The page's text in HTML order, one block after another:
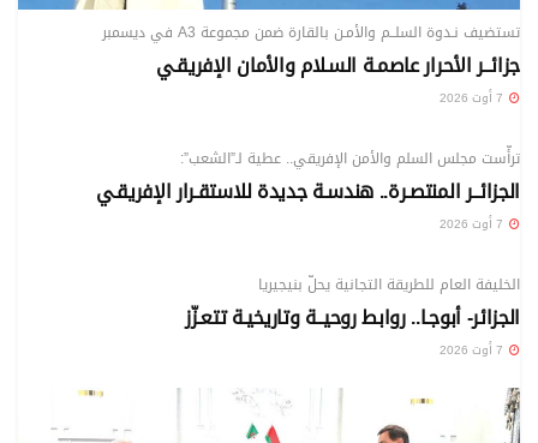
تستضيف نـدوة السلــم والأمـن بالقارة ضمن مجموعة A3 في ديسمبر
جزائــر الأحرار عاصمـة السـلام والأمان الإفريقـي
ترأّست مجلس السلم والأمن الإفريقي.. عطية لـ”الشعب”:
الجزائــر المنتصـرة.. هندسـة جديدة للاستقـرار الإفريقـي
الخليفة العام للطريقة التجانية يحلّ بنيجيريا
الجزائر- أبوجـا.. روابط روحيــة وتاريخيـة تتعـزّز